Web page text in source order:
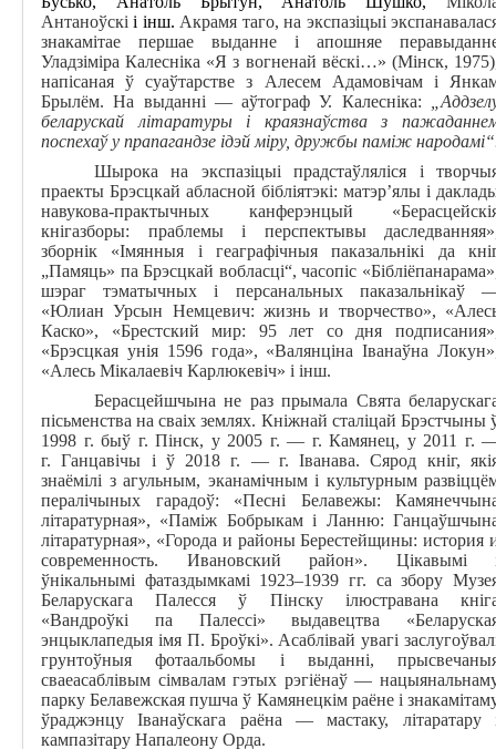
Антаноўскі і інш.Акрамя таго, на экспазіцыі
знакамітае першае выданне і апошняе
Уладзіміра Калесніка «Я з вогненай вёскі…» (Мінск,
напісаная ў суаўтарстве з Алесем Адамовічам і
Брылём. На выданні — аўтограф У. Калесніка:
беларускай літаратуры і краязнаўства з
поспехаў у прапагандзе ідэй міру, дружбы паміж
Шырока на экспазіцыі прадстаўляліся і
праекты Брэсцкай абласной бібліятэкі: матэр’ялы і
навукова-практычных канферэнцый
кнігазборы: праблемы і перспектывы
зборнік «Імянныя і геаграфічныя паказальнікі да
„Памяць» па Брэсцкай вобласці“, часопіс
шэраг тэматычных і персанальных паказальнікаў
«Юлиан Урсын Немцевич: жизнь и творчество»,
Каско», «Брестский мир: 95 лет со дня подписания»
«Брэсцкая унія 1596 года», «Валянціна Іванаўна
«Алесь Мікалаевіч Карлюкевіч» і інш.
Берасцейшчына не раз прымала Свята
пісьменства на сваіх землях. Кніжнай сталіцай Брэстчыны
1998 г. быў г. Пінск, у 2005 г. — г. Камянец, у 2011 г.
г. Ганцавічы і ў 2018 г. — г. Іванава. Сярод кніг,
знаёмілі з агульным, эканамічным і культурным
пералічыных гарадоў: «Песні Белавежы:
літаратурная», «Паміж Бобрыкам і Ланню:
літаратурная», «Города и районы Берестейщины: история
современность. Ивановский район». Цікавымі
ўнікальнымі фатаздымкамі 1923–1939 гг. са збору
Беларускага Палесся ў Пінску ілюстравана
«Вандроўкі па Палессі» выдавецтва
энцыклапедыя імя П. Броўкі». Асаблівай увагі
грунтоўныя фотаальбомы і выданні,
сваеасаблівым сімвалам гэтых рэгіёнаў —
парку Белавежская пушча ў Камянецкім раёне і
ўраджэнцу Іванаўскага раёна — мастаку, літаратару
кампазітару Напалеону Орда.